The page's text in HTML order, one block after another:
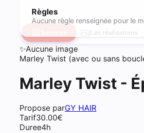
Règles
Aucune règle renseignée pour le
Les réalisations
✨Aucune image
Marley Twist (avec ou sans
Marley Twist -
Propose parGY HAIR
Tarif30.00€
Duree4h